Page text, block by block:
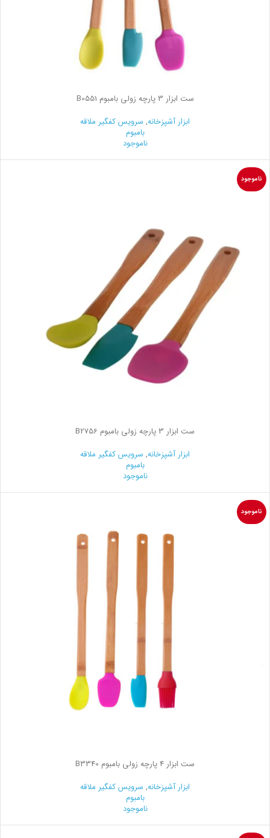
ست ابزار 3 پارچه زولی بامبوم B0551
ابزار آشپزخانه, سرویس کفگیر ملاقه
بامبوم
ناموجود
ناموجود
ست ابزار 3 پارچه زولی بامبوم B2756
ابزار آشپزخانه, سرویس کفگیر ملاقه
بامبوم
ناموجود
ناموجود
ست ابزار 4 پارچه زولی بامبوم B3340
ابزار آشپزخانه, سرویس کفگیر ملاقه
بامبوم
ناموجود